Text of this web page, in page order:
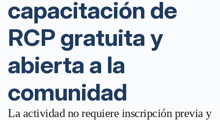
capacitación de
RCP gratuita y
abierta a la
comunidad
La actividad no requiere inscripción previa y